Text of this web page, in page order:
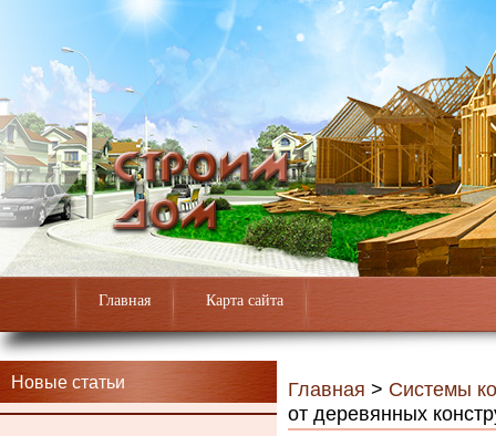
Главная Карта сайта
Новые статьи Главная > Системы
от деревянных